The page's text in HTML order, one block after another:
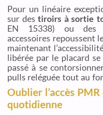
Pour un linéaire
sur destiroirs à sortie
EN 15338) ou des
accessoires repoussent
maintenant
libérée par le placard
passé à se
pulls reléguée tout au
Oublier l’accès
quotidienne